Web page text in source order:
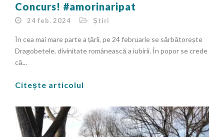
Concurs! #amorinaripat
24 feb. 2024 Știri
În cea mai mare parte a țării, pe 24 februarie se sărbătorește
Dragobetele, divinitate românească a iubirii. În popor se crede
că...
Citește articolul